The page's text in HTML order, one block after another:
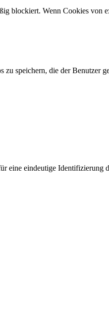
blockiert. Wenn Cookies
speichern, die der Benutzer
eine eindeutige Identifizierung